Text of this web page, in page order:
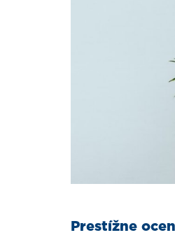
Prestížne